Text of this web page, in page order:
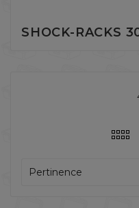
SHOCK-RACKS
Pertinence